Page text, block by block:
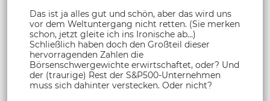
Das ist ja alles gut und schön, aber das wird uns
vor dem Weltuntergang nicht retten. (Sie merken
schon, jetzt gleite ich ins Ironische ab…)
Schließlich haben doch den Großteil dieser
hervorragenden Zahlen die
Börsenschwergewichte erwirtschaftet, oder? Und
der (traurige) Rest der S&P500-Unternehmen
muss sich dahinter verstecken. Oder nicht?